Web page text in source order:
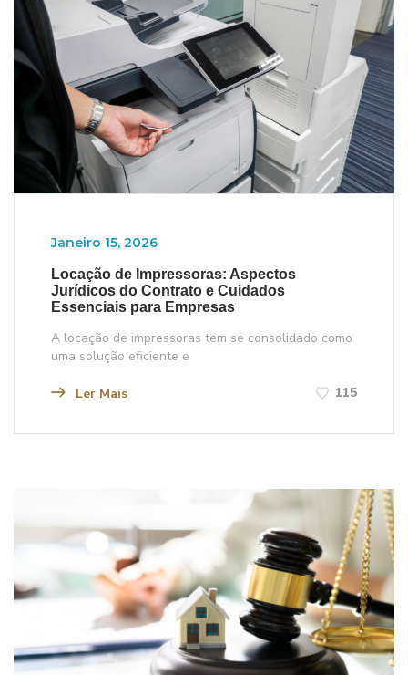
Janeiro 15, 2026
Locação de Impressoras: Aspectos
Jurídicos do Contrato e Cuidados
Essenciais para Empresas
A locação de impressoras tem se consolidado como
uma solução eficiente e
Ler Mais 115